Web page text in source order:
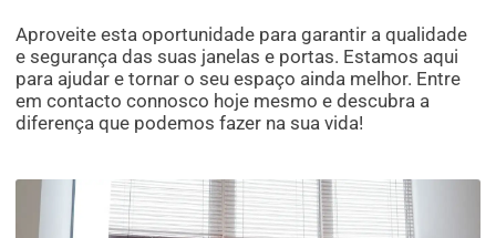
Aproveite esta oportunidade para garantir a qualidade
e segurança das suas janelas e portas. Estamos aqui
para ajudar e tornar o seu espaço ainda melhor. Entre
em contacto connosco hoje mesmo e descubra a
diferença que podemos fazer na sua vida!